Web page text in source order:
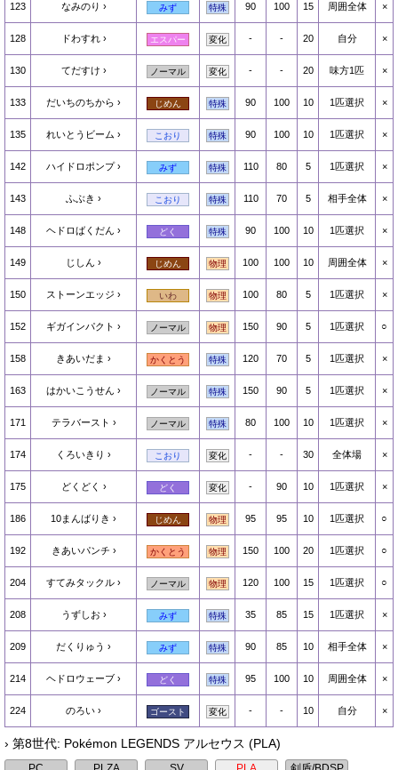
123 なみのり みず 特殊 90 100 15 周囲全体 ×
128 ドわすれ エスパー 変化 - - 20 自分 ×
130 てだすけ ノーマル 変化 - - 20 味方1匹 ×
133 だいちのちから じめん 特殊 90 100 10 1匹選択 ×
135 れいとうビーム こおり 特殊 90 100 10 1匹選択 ×
142 ハイドロポンプ みず 特殊 110 80 5 1匹選択 ×
143 ふぶき こおり 特殊 110 70 5 相手全体 ×
148 ヘドロばくだん どく 特殊 90 100 10 1匹選択 ×
149 じしん じめん 物理 100 100 10 周囲全体 ×
150 ストーンエッジ いわ 物理 100 80 5 1匹選択 ×
152 ギガインパクト ノーマル 物理 150 90 5 1匹選択 ○
158 きあいだま かくとう 特殊 120 70 5 1匹選択 ×
163 はかいこうせん ノーマル 特殊 150 90 5 1匹選択 ×
171 テラバースト ノーマル 特殊 80 100 10 1匹選択 ×
174 くろいきり こおり 変化 - - 30 全体場 ×
175 どくどく どく 変化 - 90 10 1匹選択 ×
186 10まんばりき じめん 物理 95 95 10 1匹選択 ○
192 きあいパンチ かくとう 物理 150 100 20 1匹選択 ○
204 すてみタックル ノーマル 物理 120 100 15 1匹選択 ○
208 うずしお みず 特殊 35 85 15 1匹選択 ×
209 だくりゅう みず 特殊 90 85 10 相手全体 ×
214 ヘドロウェーブ どく 特殊 95 100 10 周囲全体 ×
224 のろい ゴースト 変化 - - 10 自分 ×
› 第8世代: Pokémon LEGENDS アルセウス (PLA)